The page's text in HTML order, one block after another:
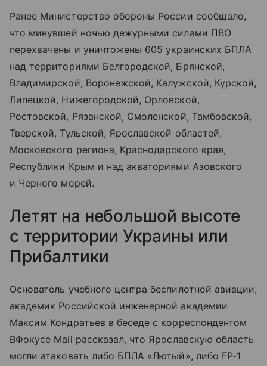
Ранее Министерство обороны России сообщало,
что минувшей ночью дежурными силами ПВО
перехвачены и уничтожены 605 украинских БПЛА
над территориями Белгородской, Брянской,
Владимирской, Воронежской, Калужской, Курской,
Липецкой, Нижегородской, Орловской,
Ростовской, Рязанской, Смоленской, Тамбовской,
Тверской, Тульской, Ярославской областей,
Московского региона, Краснодарского края,
Республики Крым и над акваториями Азовского
и Черного морей.
Летят на небольшой высоте
с территории Украины или
Прибалтики
Основатель учебного центра беспилотной авиации,
академик Российской инженерной академии
Максим Кондратьев в беседе с корреспондентом
ВФокусе Mail рассказал, что Ярославскую область
могли атаковать либо БПЛА «Лютый», либо FP-1